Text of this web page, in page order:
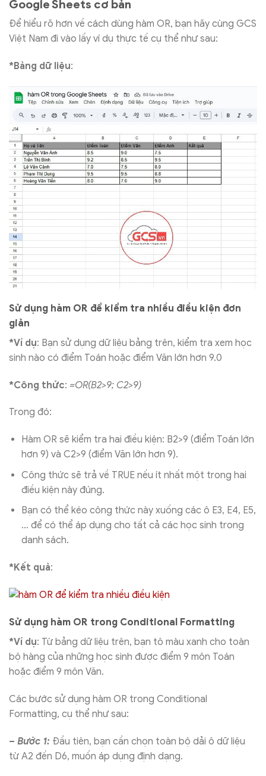
Google Sheets cơ bản
Để hiểu rõ hơn về cách dùng hàm OR, bạn hãy cùng GCS
Việt Nam đi vào lấy ví dụ thực tế cụ thể như sau:
*Bảng dữ liệu:
Sử dụng hàm OR để kiểm tra nhiều điều kiện đơn
giản
*Ví dụ: Bạn sử dụng dữ liệu bảng trên, kiểm tra xem học
sinh nào có điểm Toán hoặc điểm Văn lớn hơn 9.0
*Công thức: =OR(B2>9; C2>9)
Trong đó:
Hàm OR sẽ kiểm tra hai điều kiện: B2>9 (điểm Toán lớn
hơn 9) và C2>9 (điểm Văn lớn hơn 9).
Công thức sẽ trả về TRUE nếu ít nhất một trong hai
điều kiện này đúng.
Bạn có thể kéo công thức này xuống các ô E3, E4, E5,
… để có thể áp dụng cho tất cả các học sinh trong
danh sách.
*Kết quả:
Sử dụng hàm OR trong Conditional Formatting
*Ví dụ: Từ bảng dữ liệu trên, bạn tô màu xanh cho toàn
bộ hàng của những học sinh được điểm 9 môn Toán
hoặc điểm 9 môn Văn.
Các bước sử dụng hàm OR trong Conditional
Formatting, cụ thể như sau:
– Bước 1: Đầu tiên, bạn cần chọn toàn bộ dải ô dữ liệu
từ A2 đến D6, muốn áp dụng định dạng.